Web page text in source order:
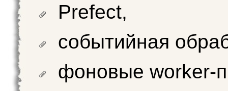
Prefect,
событийная
фоновые